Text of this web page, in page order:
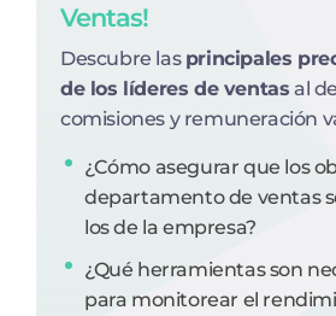
Ventas!
Descubre las principales
de los líderes de ventas al
comisiones y remuneración
¿Cómo asegurar que los
departamento de ventas
los de la empresa?
¿Qué herramientas son
para monitorear el